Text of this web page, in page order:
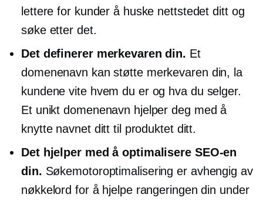
lettere for kunder å huske nettstedet ditt og
søke etter det.
Det definerer merkevaren din. Et
domenenavn kan støtte merkevaren din, la
kundene vite hvem du er og hva du selger.
Et unikt domenenavn hjelper deg med å
knytte navnet ditt til produktet ditt.
Det hjelper med å optimalisere SEO-en
din. Søkemotoroptimalisering er avhengig av
nøkkelord for å hjelpe rangeringen din under